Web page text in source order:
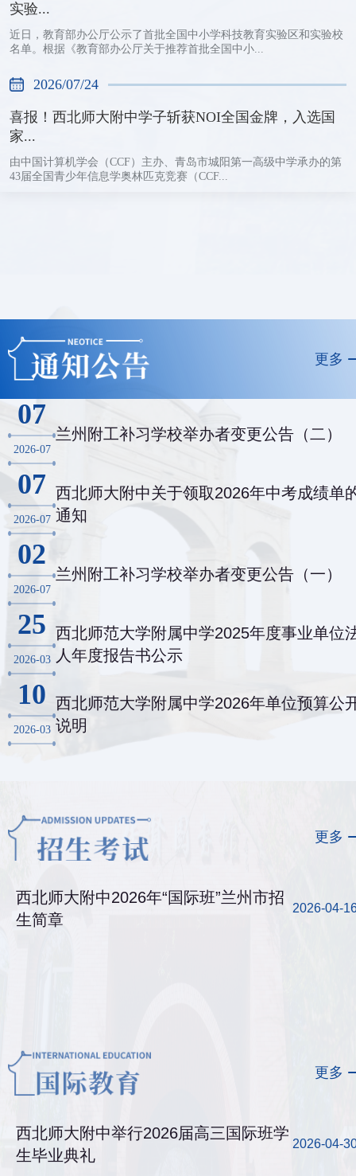
实验...
近日，教育部办公厅公示了首批全国中小学科技教育实验区和实验校
名单。根据《教育部办公厅关于推荐首批全国中小...
2026/07/24
喜报！西北师大附中学子斩获NOI全国金牌，入选国
家...
由中国计算机学会（CCF）主办、青岛市城阳第一高级中学承办的第
43届全国青少年信息学奥林匹克竞赛（CCF...
更多
07
2026-07
兰州附工补习学校举办者变更公告（二）
07
2026-07
西北师大附中关于领取2026年中考成绩单
通知
02
2026-07
兰州附工补习学校举办者变更公告（一）
25
2026-03
西北师范大学附属中学2025年度事业单位
人年度报告书公示
10
2026-03
西北师范大学附属中学2026年单位预算公
说明
更多
西北师大附中2026年“国际班”兰州市招
生简章
2026-04-
更多
西北师大附中举行2026届高三国际班学
生毕业典礼
2026-04-